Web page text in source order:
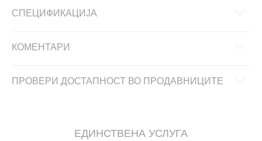
СПЕЦИФИКАЦИЈА
КОМЕНТАРИ
ПРОВЕРИ ДОСТАПНОСТ ВО ПРОДАВНИЦИТЕ
ЕДИНСТВЕНА УСЛУГА